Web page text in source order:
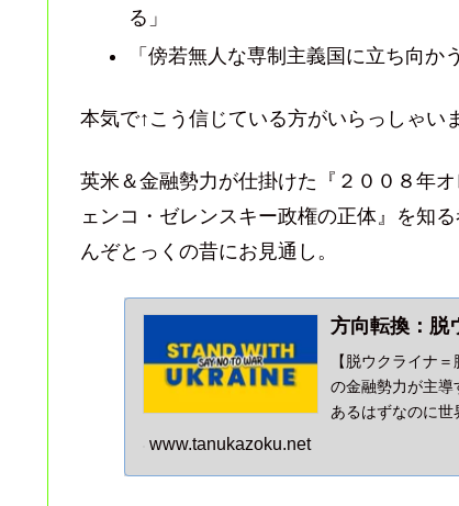
る」
「傍若無人な専制主義国に立ち向か
本気で↑こう信じている方がいらっしゃい
英米＆金融勢力が仕掛けた『２００８年
ェンコ・ゼレンスキー政権の正体』を知
んぞとっくの昔にお見通し。
方向転換：脱
【脱ウクライナ
の金融勢力が主導
あるはずなのに世
www.tanukazoku.net